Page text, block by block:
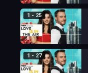
1 - 25
1 - 27